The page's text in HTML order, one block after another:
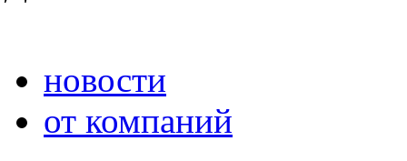
новости
от компаний